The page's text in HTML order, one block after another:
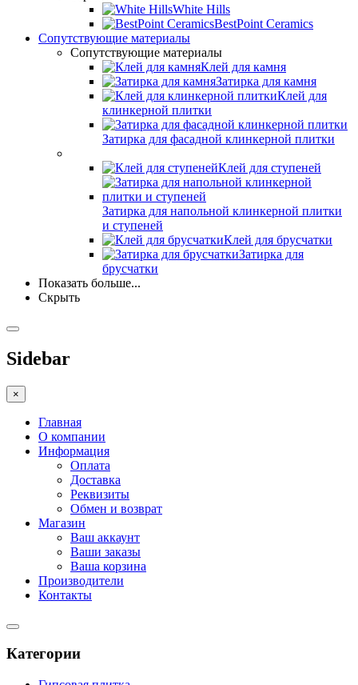
White Hills
BestPoint Ceramics
Сопутствующие материалы
Сопутствующие материалы
Клей для камня
Затирка для камня
Клей для
клинкерной плитки
Затирка для фасадной клинкерной плитки
Клей для ступеней
Затирка для напольной клинкерной плитки
и ступеней
Клей для брусчатки
Затирка для
брусчатки
Показать больше...
Скрыть
Sidebar
×
Главная
О компании
Информация
Оплата
Доставка
Реквизиты
Обмен и возврат
Магазин
Ваш аккаунт
Ваши заказы
Ваша корзина
Производители
Контакты
Категории